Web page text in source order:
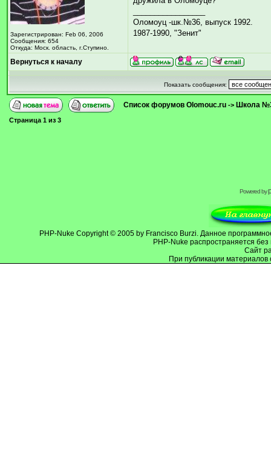
Зарегистрирован: Feb 06, 2006
Сообщения: 654
Откуда: Моск. область, г.Ступино.
Оломоуц -шк.№36, выпуск 1992.
1987-1990, "Зенит"
Вернуться к началу
Показать сообщения:
Список форумов Olomouc.ru -> Школа
Страница 1 из 3
Powered by
PHP-Nuke Copyright © 2005 by Francisco Burzi. Данное
PHP-Nuke распространяется
Cайт
При публикации